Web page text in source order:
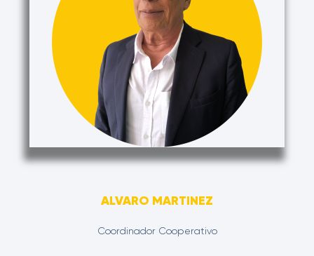
ALVARO MARTINEZ
Coordinador Cooperativo